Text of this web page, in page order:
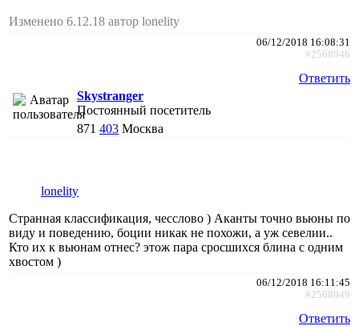
Изменено 6.12.18 автор lonelity
06/12/2018 16:08:31
#2568946
Ответить
Skystranger
Постоянный посетитель
871 403 Москва
lonelity
Странная классификация, чесслово ) Аканты точно вьюны по
виду и поведению, боции никак не похожи, а уж севелии..
Кто их к вьюнам отнес? этож пара сросшихся блина с одним
хвостом )
06/12/2018 16:11:45
#2568949
Ответить